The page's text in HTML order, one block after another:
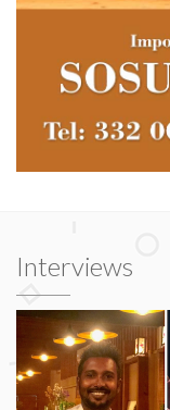
Interviews